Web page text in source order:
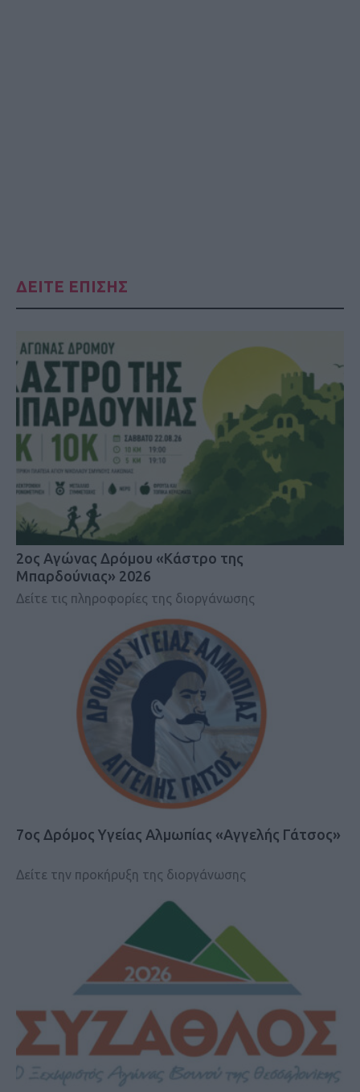
ΔΕΙΤΕ ΕΠΙΣΗΣ
2ος Αγώνας Δρόμου «Κάστρο της
Μπαρδούνιας» 2026
Δείτε τις πληροφορίες της διοργάνωσης
7ος Δρόμος Υγείας Αλμωπίας «Αγγελής Γάτσος»
Δείτε την προκήρυξη της διοργάνωσης